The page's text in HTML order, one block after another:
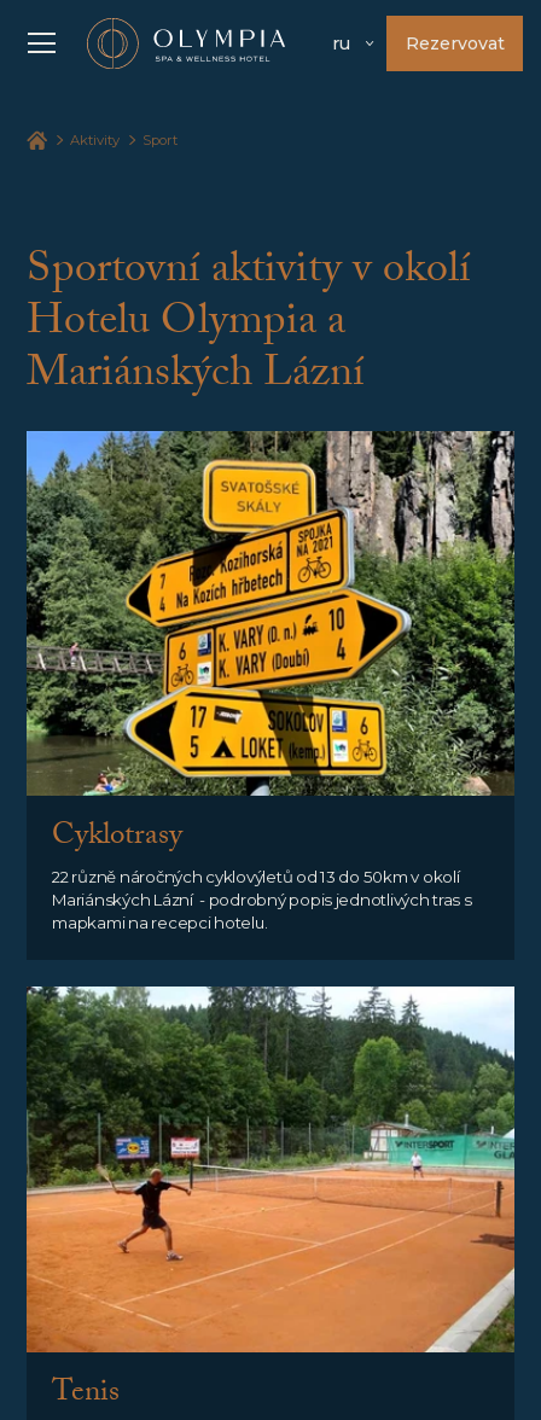
ru Rezervovat
Aktivity Sport
Sportovní aktivity v okolí
Hotelu Olympia a
Mariánských Lázní
Cyklotrasy
22 různě náročných cyklovýletů od 13 do 50km v okolí
Mariánských Lázní - podrobný popis jednotlivých tras s
mapkami na recepci hotelu.
Tenis